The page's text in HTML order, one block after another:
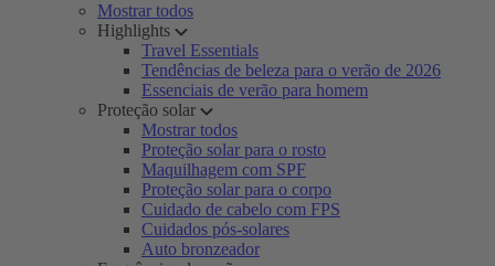
Mostrar todos
Highlights
Travel Essentials
Tendências de beleza para o verão de 2026
Essenciais de verão para homem
Proteção solar
Mostrar todos
Proteção solar para o rosto
Maquilhagem com SPF
Proteção solar para o corpo
Cuidado de cabelo com FPS
Cuidados pós-solares
Auto bronzeador